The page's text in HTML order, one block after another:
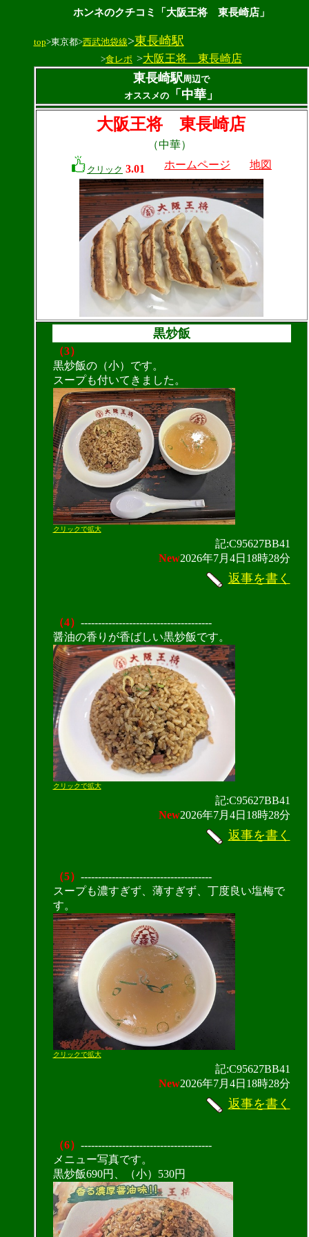
ホンネのクチコミ「大阪王将 東長崎店」
top>東京都>西武池袋線>東長崎駅
>食レポ >大阪王将 東長崎店
東長崎駅周辺で
オススメの
「中華」
大阪王将 東長崎店
（中華）
クリック 3.01 ホームページ 地図
黒炒飯
（3）
黒炒飯の（小）です。
スープも付いてきました。
クリックで拡大
記:C95627BB41
New2026年7月4日18時28分
返事を書く
（4） --------------------------------------
醤油の香りが香ばしい黒炒飯です。
クリックで拡大
記:C95627BB41
New2026年7月4日18時28分
返事を書く
（5） --------------------------------------
スープも濃すぎず、薄すぎず、丁度良い塩梅で
す。
クリックで拡大
記:C95627BB41
New2026年7月4日18時28分
返事を書く
（6） --------------------------------------
メニュー写真です。
黒炒飯690円、（小）530円